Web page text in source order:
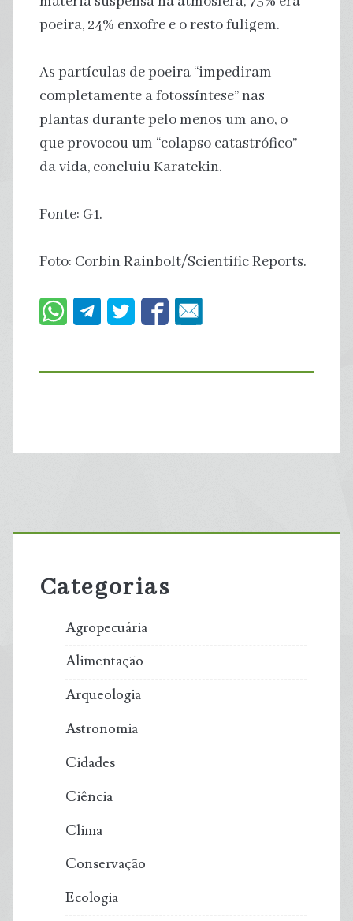
poeira, 24% enxofre e o resto fuligem.
As partículas de poeira “impediram
completamente a fotossíntese” nas
plantas durante pelo menos um ano, o
que provocou um “colapso catastrófico”
da vida, concluiu Karatekin.
Fonte: G1.
Foto: Corbin Rainbolt/Scientific Reports.
Primary
Sidebar
Categorias
Agropecuária
Alimentação
Arqueologia
Astronomia
Cidades
Ciência
Clima
Conservação
Ecologia